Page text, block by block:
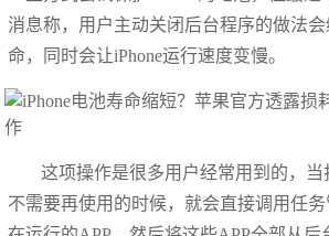
消息称，用户主动关闭后台程序的做法会
命，同时会让iPhone运行速度变慢。
这项操作是很多用户经常用到的，当
不需要再使用的时候，就会直接调用任